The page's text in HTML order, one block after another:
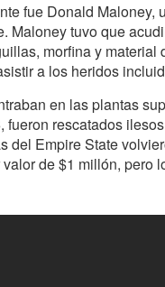
fue Donald
Maloney tuvo que
morfina y
a los heridos
en las plantas
fueron rescatados
del Empire State
de $1 millón, pero